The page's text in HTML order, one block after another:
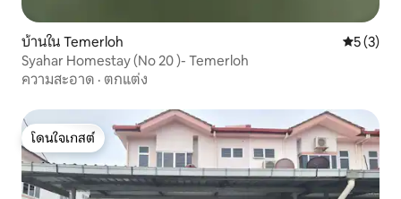
บ้านใน Temerloh คะแนนเฉ
5 (3)
Syahar Homestay (No 20 )- Temerloh
ความสะอาด · ตกแต่ง
โดนใจเกสต์
โดนใจเกสต์